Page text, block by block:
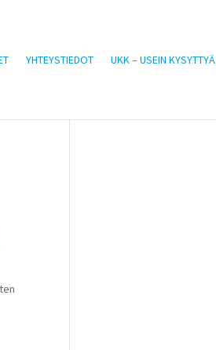
YHTEYSTIEDOT UKK – USEIN KYSYTTYÄ